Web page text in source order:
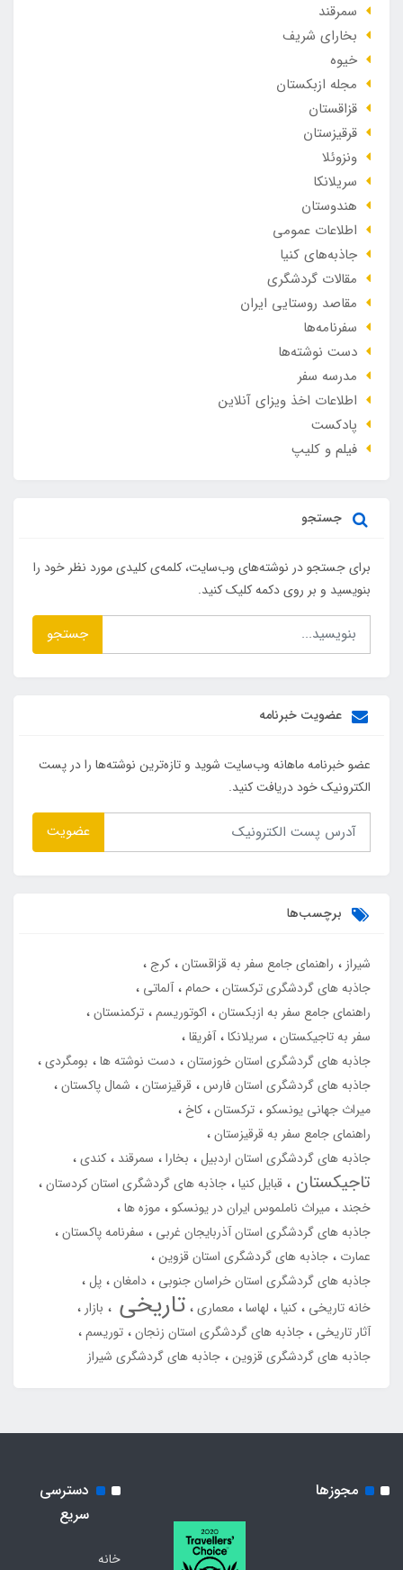
سمرقند
بخارای شریف
خیوه
مجله ازبکستان
قزاقستان
قرقیزستان
ونزوئلا
سریلانکا
هندوستان
اطلاعات عمومی
جاذبه‌های کنیا
مقالات گردشگری
مقاصد روستایی ایران
سفرنامه‌ها
دست نوشته‌ها
مدرسه سفر
اطلاعات اخذ ویزای آنلاین
پادکست
فیلم و کلیپ
جستجو
برای جستجو در نوشته‌های وب‌سایت، کلمه‌ی کلیدی مورد نظر خود را
بنویسید و بر روی دکمه کلیک کنید.
جستجو
عضویت خبرنامه
عضو خبرنامه ماهانه وب‌سایت شوید و تازه‌ترین نوشته‌ها را در پست
الکترونیک خود دریافت کنید.
عضویت
برچسب‌ها
شیراز راهنمای جامع سفر به قزاقستان کرج
جاذبه های گردشگری ترکستان حمام آلماتی
راهنمای جامع سفر به ازبکستان
اکوتوریسم ترکمنستان
سفر به تاجیکستان
سریلانکا آفریقا
جاذبه های گردشگری استان خوزستان دست نوشته ها
بومگردی
جاذبه های گردشگری استان فارس قرقیزستان
شمال پاکستان
میراث جهانی یونسکو ترکستان کاخ
راهنمای جامع سفر به قرقیزستان
جاذبه های گردشگری استان اردبیل
بخارا سمرقند کندی
تاجیکستان قبایل کنیا جاذبه های گردشگری استان کردستان
خجند
میراث ناملموس ایران در یونسکو موزه ها
جاذبه های گردشگری استان آذربایجان غربی
سفرنامه پاکستان
عمارت
جاذبه های گردشگری استان قزوین
جاذبه های گردشگری استان خراسان جنوبی
دامغان پل
خانه تاریخی
کنیا لهاسا معماری تاریخی
بازار
آثار تاریخی
جاذبه های گردشگری استان زنجان توریسم
جاذبه های گردشگری قزوین جاذبه های گردشگری شیراز
مجوزها
دسترسی
سریع
خانه